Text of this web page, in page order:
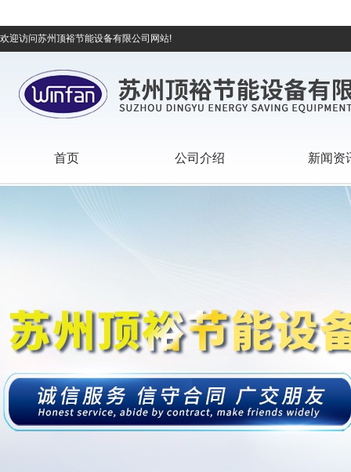
欢迎访问苏州顶裕节能设备有限公司网站!
首页 公司介绍 新闻资